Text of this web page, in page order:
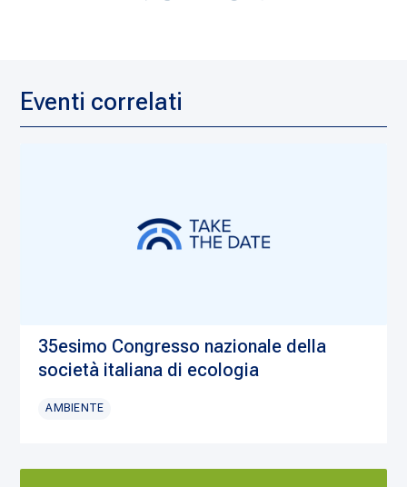
Eventi correlati
35esimo Congresso nazionale della
società italiana di ecologia
AMBIENTE